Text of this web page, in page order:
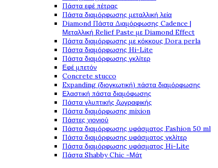
Πάστα εφέ πέτρας
Πάστα διαμόρφωσης μεταλλική λεία
Diamond Πάστα Διαμόρφωσης Cadence |
Μεταλλική Relief Paste με Diamond Effect
Πάστα διαμόρφωσης με κόκκους Dora perla
Πάστα διαμόρφωσης Hi-Lite
Πάστα διαμόρφωσης γκλίτερ
Εφέ μπετόν
Concrete stucco
Expanding (διογκωτική) πάστα διαμόρφωσης
Ελαστική πάστα διαμόφωσης
Πάστα γλυπτικής ζωγραφικής
Πάστα διαμόρφωσης mixion
Πάστες χιονιού
Πάστα διαμόρφωσης υφάσματος Fashion 50 ml
Πάστα διαμόρφωσης υφάσματος γκλίτερ
Πάστα διαμόρφωσης υφάσματος Hi-Lite
Πάστα Shabby Chic -Μάτ